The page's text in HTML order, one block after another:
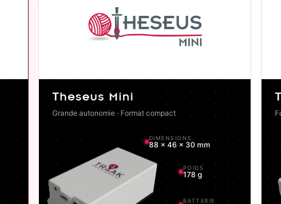
Theseus Mini
Grande autonomie · Format compact
DIMENSIONS
88 × 46 × 30 mm
POIDS
178 g
BATTERIE